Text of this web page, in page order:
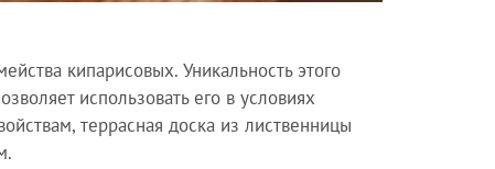
кипарисовых. Уникальность этого
использовать его в условиях
террасная доска из лиственницы